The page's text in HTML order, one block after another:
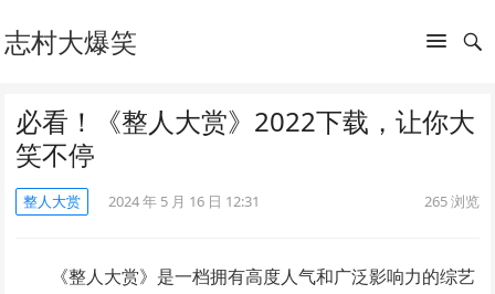
志村大爆笑
必看！《整人大赏》2022下载，让你大
笑不停
整人大赏 2024 年 5 月 16 日 12:31 265浏览
《整人大赏》是一档拥有高度人气和广泛影响力的综艺